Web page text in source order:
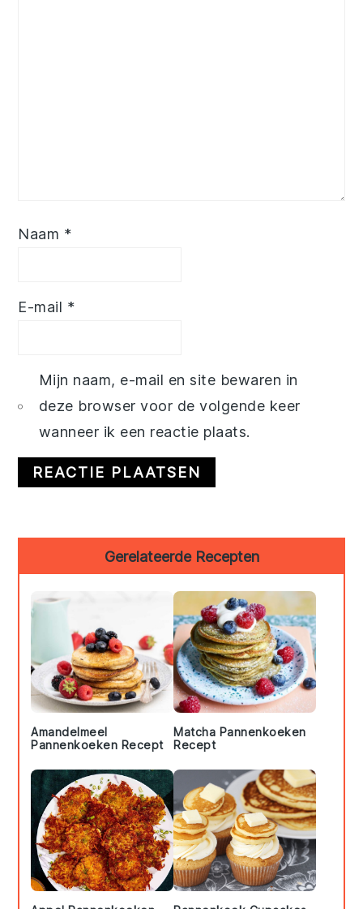
Naam *
E-mail *
Mijn naam, e-mail en site bewaren in
deze browser voor de volgende keer
wanneer ik een reactie plaats.
Sidebar
Gerelateerde Recepten
Amandelmeel
Pannenkoeken Recept
Matcha Pannenkoeken
Recept